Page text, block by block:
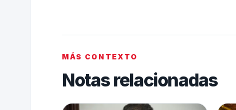
MÁS CONTEXTO
Notas relacionadas